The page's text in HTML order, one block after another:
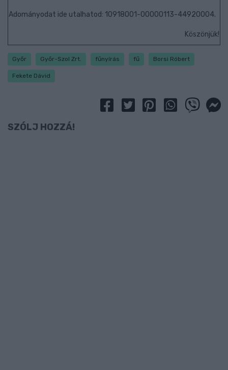
Adományodat ide utalhatod: 10918001-00000113-44920004.
Köszönjük!
Győr Győr-Szol Zrt. fűnyírás fű Borsi Róbert
Fekete Dávid
SZÓLJ HOZZÁ!